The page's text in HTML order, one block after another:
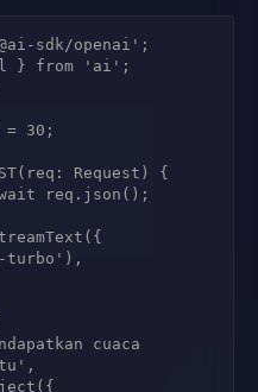
sdk/openai';
} from 'ai';
= 30;
Request) {